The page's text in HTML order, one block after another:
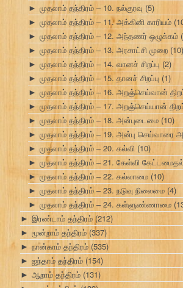
► முதலாம் தந்திரம் – 10. நல்குரவு (5)
► முதலாம் தந்திரம் – 11. அக்கினி காரியம்
► முதலாம் தந்திரம் – 12. அந்தணர் ஒழுக்கம்
► முதலாம் தந்திரம் – 13. அரசாட்சி முறை (10)
► முதலாம் தந்திரம் – 14. வானச் சிறப்பு (2)
► முதலாம் தந்திரம் – 15. தானச் சிறப்பு (1)
► முதலாம் தந்திரம் – 16. அறஞ்செய்வான்
► முதலாம் தந்திரம் – 17. அறஞ்செய்யான்
► முதலாம் தந்திரம் – 18. அன்புடைமை (10)
► முதலாம் தந்திரம் – 19. அன்பு செய்வாரை
► முதலாம் தந்திரம் – 20. கல்வி (10)
► முதலாம் தந்திரம் – 21. கேள்வி கேட்டமைதல்
► முதலாம் தந்திரம் – 22. கல்லாமை (10)
► முதலாம் தந்திரம் – 23. நடுவு நிலைமை (4)
► முதலாம் தந்திரம் – 24. கள்ளுண்ணாமை
► இரண்டாம் தந்திரம் (212)
► மூன்றாம் தந்திரம் (337)
► நான்காம் தந்திரம்(535)
► ஐந்தாம் தந்திரம் (154)
► ஆறாம் தந்திரம் (131)